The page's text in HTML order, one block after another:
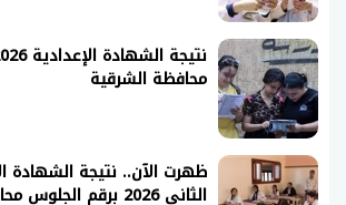
محافظة الشرقية
ظهرت الآن.. نتيجة الشهادة
الثاني 2026 برقم الجلوس محافظة الشرقية